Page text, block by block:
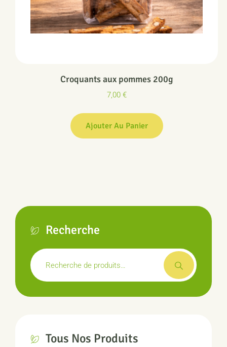
Croquants aux pommes 200g
7,00 €
Ajouter Au Panier
Recherche
Recherche
pour :
Tous Nos Produits